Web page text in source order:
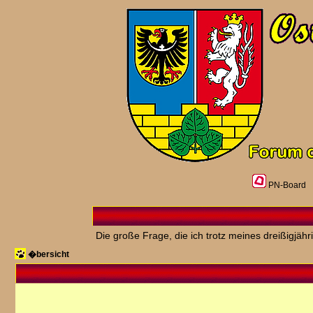
PN-Board
Die große Frage, die ich trotz meines
�bersicht